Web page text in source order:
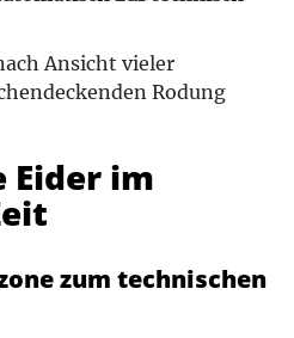
Ansicht vieler
Rodung
Eider im
zum technischen